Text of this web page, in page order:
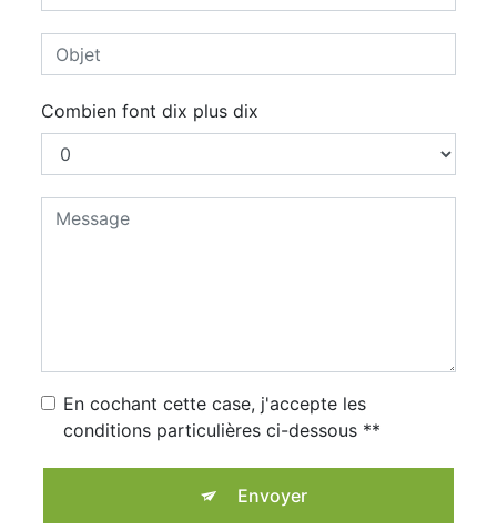
Combien font dix plus dix
En cochant cette case, j'accepte les
conditions particulières ci-dessous **
Envoyer